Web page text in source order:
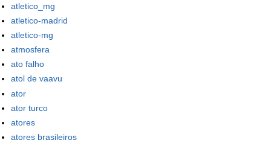
atletico_mg
atletico-madrid
atletico-mg
atmosfera
ato falho
atol de vaavu
ator
ator turco
atores
atores brasileiros